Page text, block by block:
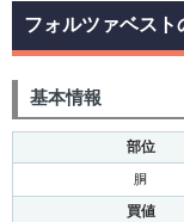
フォルツァベス
基本情報
部位
胴
買値